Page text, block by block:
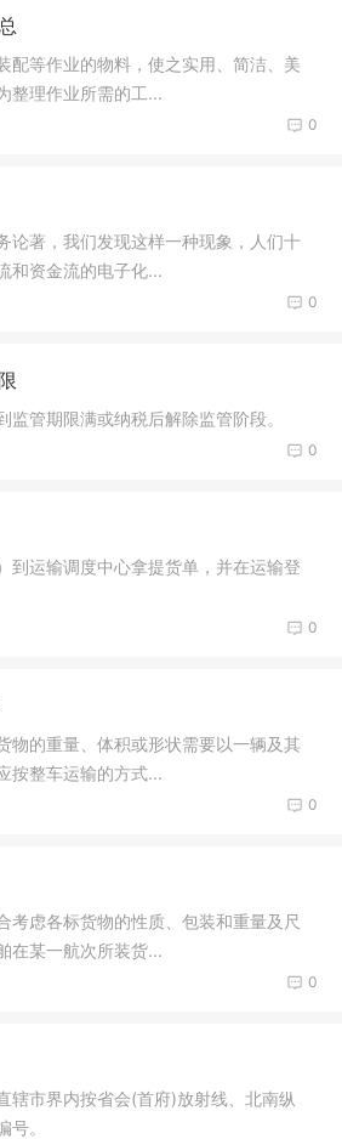
配等作业的物料，使之实用、简洁、美
整理作业所需的工...
0
论著，我们发现这样一种现象，人们十
和资金流的电子化...
0
监管期限满或纳税后解除监管阶段。
0
到运输调度中心拿提货单，并在运输登
0
物的重量、体积或形状需要以一辆及其
按整车运输的方式...
0
考虑各标货物的性质、包装和重量及尺
在某一航次所装货...
0
辖市界内按省会(首府)放射线、北南纵
。